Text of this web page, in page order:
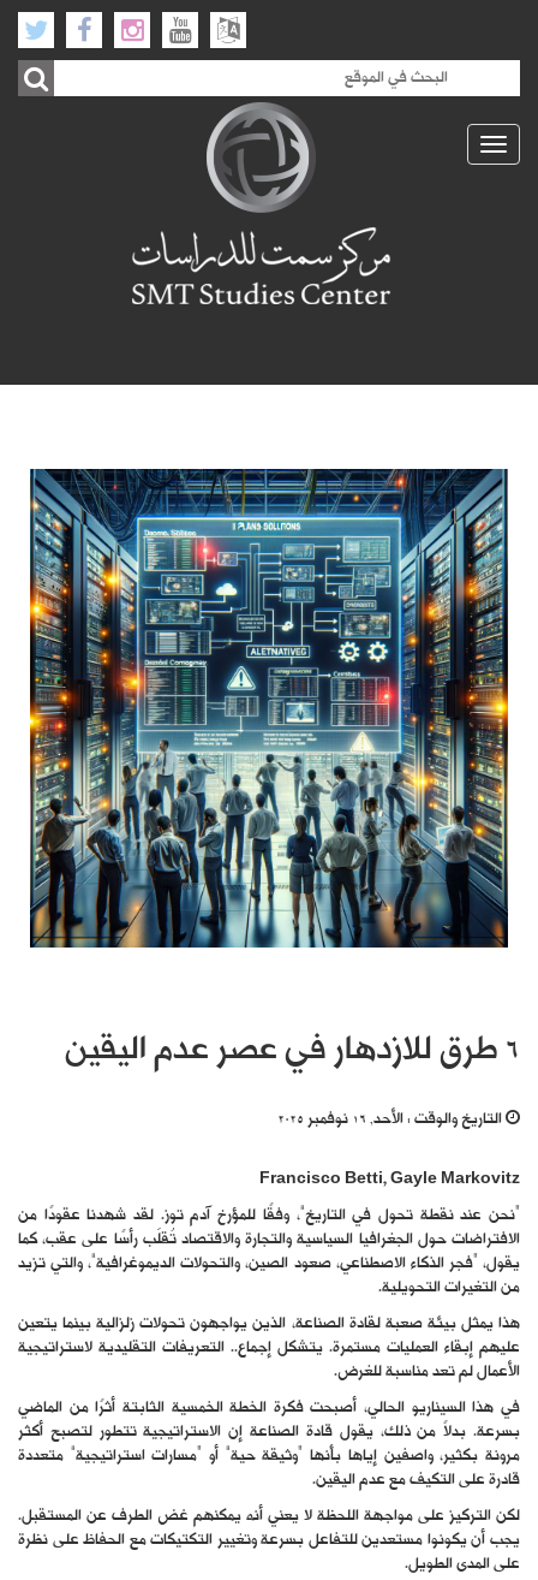
Toggle
navigation
6 طرق للازدهار في عصر عدم اليقين
التاريخ والوقت :الأحد, 16 نوفمبر 2025
Francisco Betti, Gayle Markovitz
“نحن عند نقطة تحول في التاريخ”، وفقًا للمؤرخ آدم توز. لقد شهدنا عقودًا من
الافتراضات حول الجغرافيا السياسية والتجارة والاقتصاد تُقلَب رأسًا على عقب، كما
يقول، “فجر الذكاء الاصطناعي، صعود الصين، والتحولات الديموغرافية”، والتي تزيد
من التغيرات التحويلية.
هذا يمثل بيئة صعبة لقادة الصناعة، الذين يواجهون تحولات زلزالية بينما يتعين
عليهم إبقاء العمليات مستمرة. يتشكل إجماع.. التعريفات التقليدية لاستراتيجية
الأعمال لم تعد مناسبة للغرض.
في هذا السيناريو الحالي، أصبحت فكرة الخطة الخمسية الثابتة أثرًا من الماضي
بسرعة. بدلاً من ذلك، يقول قادة الصناعة إن الاستراتيجية تتطور لتصبح أكثر
مرونة بكثير، واصفين إياها بأنها “وثيقة حية” أو “مسارات استراتيجية” متعددة
قادرة على التكيف مع عدم اليقين.
لكن التركيز على مواجهة اللحظة لا يعني أنه يمكنهم غض الطرف عن المستقبل.
يجب أن يكونوا مستعدين للتفاعل بسرعة وتغيير التكتيكات مع الحفاظ على نظرة
على المدى الطويل.